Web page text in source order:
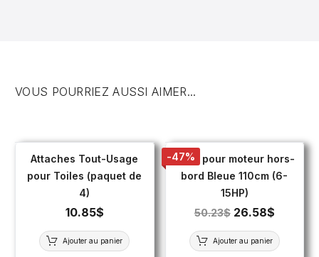
VOUS POURRIEZ AUSSI AIMER...
Attaches Tout-Usage
pour Toiles (paquet de
4)
10.85$
Ajouter au panier
-47%
Toile pour moteur hors-
bord Bleue 110cm (6-
15HP)
50.23$ 26.58$
Ajouter au panier